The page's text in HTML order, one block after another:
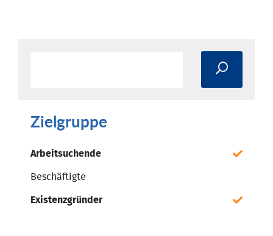
Zielgruppe
Arbeitsuchende
Beschäftigte
Existenzgründer